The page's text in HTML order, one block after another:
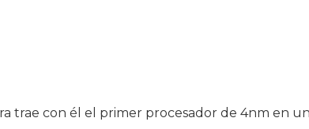
trae con él el primer procesador de 4nm en